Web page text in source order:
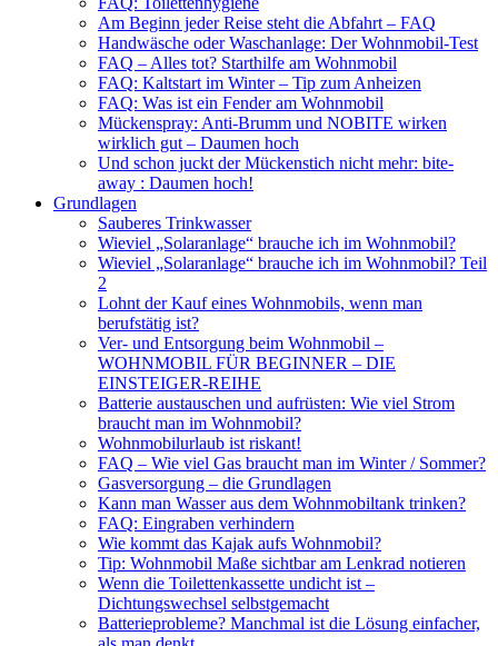
Am Beginn jeder Reise steht die Abfahrt – FAQ
Handwäsche oder Waschanlage: Der Wohnmobil-Test
FAQ – Alles tot? Starthilfe am Wohnmobil
FAQ: Kaltstart im Winter – Tip zum Anheizen
FAQ: Was ist ein Fender am Wohnmobil
Mückenspray: Anti-Brumm und NOBITE wirken
wirklich gut – Daumen hoch
Und schon juckt der Mückenstich nicht mehr: bite-
away : Daumen hoch!
Grundlagen
Sauberes Trinkwasser
Wieviel „Solaranlage“ brauche ich im Wohnmobil?
Wieviel „Solaranlage“ brauche ich im Wohnmobil? Teil
2
Lohnt der Kauf eines Wohnmobils, wenn man
berufstätig ist?
Ver- und Entsorgung beim Wohnmobil –
WOHNMOBIL FÜR BEGINNER – DIE
EINSTEIGER-REIHE
Batterie austauschen und aufrüsten: Wie viel Strom
braucht man im Wohnmobil?
Wohnmobilurlaub ist riskant!
FAQ – Wie viel Gas braucht man im Winter / Sommer?
Gasversorgung – die Grundlagen
Kann man Wasser aus dem Wohnmobiltank trinken?
FAQ: Eingraben verhindern
Wie kommt das Kajak aufs Wohnmobil?
Tip: Wohnmobil Maße sichtbar am Lenkrad notieren
Wenn die Toilettenkassette undicht ist –
Dichtungswechsel selbstgemacht
Batterieprobleme? Manchmal ist die Lösung einfacher,